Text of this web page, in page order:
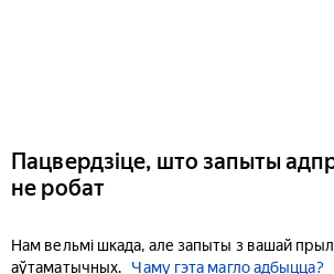
Пацвердзіце, што запыты
не робат
Нам вельмі шкада, але запыты з вашай
аўтаматычных.
Чаму гэта магло адбыцца?